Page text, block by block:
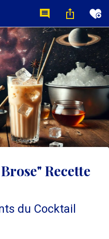
Recette
du Cocktail